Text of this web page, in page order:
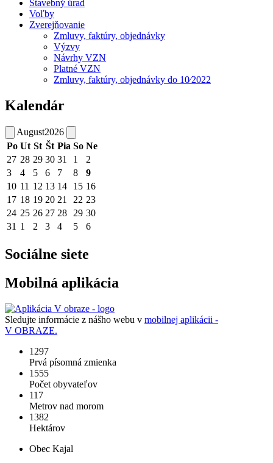
Stavebný úrad
Voľby
Zverejňovanie
Zmluvy, faktúry, objednávky
Výzvy
Návrhy VZN
Platné VZN
Zmluvy, faktúry, objednávky do 10⁄2022
Kalendár
August2026
Po Ut St Št Pia So Ne
27 28 29 30 31 1
2
3
4 5 6 7 8
9
10 11 12 13 14 15 16
17 18 19 20 21 22 23
24 25 26 27 28 29 30
31 1 2 3 4 5 6
Sociálne siete
Mobilná aplikácia
Sledujte informácie z nášho webu v mobilnej aplikácii -
V OBRAZE.
1297
Prvá písomná zmienka
1555
Počet obyvateľov
117
Metrov nad morom
1382
Hektárov
Obec Kajal